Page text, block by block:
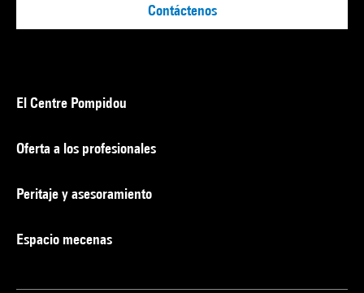
Contáctenos
El Centre Pompidou
Oferta a los profesionales
Peritaje y asesoramiento
Espacio mecenas